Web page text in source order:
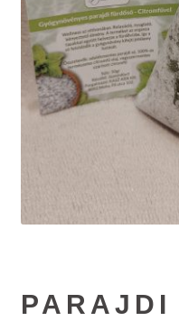
#65 (no title)
PARAJDI